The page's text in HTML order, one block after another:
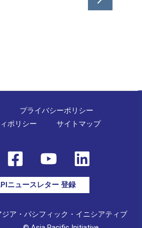
プライバシーポリシー
ポリシー
サイトマップ
ニュースレター 登録
ジア・パシフィック・イニシアティブ